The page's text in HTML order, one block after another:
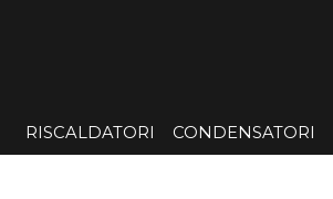
▼
RISCALDATORI ▼
CONDENSATORI